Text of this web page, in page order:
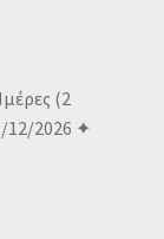
(2
12/2026 ✦